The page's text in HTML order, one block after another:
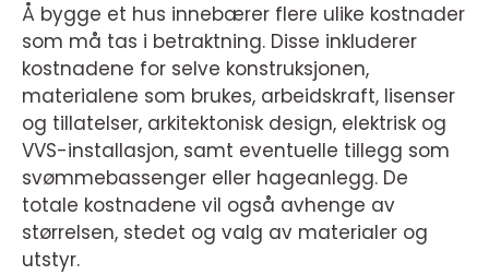
Å bygge et hus innebærer flere ulike kostnader
som må tas i betraktning. Disse inkluderer
kostnadene for selve konstruksjonen,
materialene som brukes, arbeidskraft, lisenser
og tillatelser, arkitektonisk design, elektrisk og
VVS-installasjon, samt eventuelle tillegg som
svømmebassenger eller hageanlegg. De
totale kostnadene vil også avhenge av
størrelsen, stedet og valg av materialer og
utstyr.